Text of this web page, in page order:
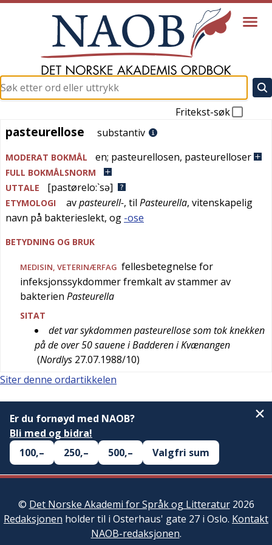
Fritekst-søk
pasteurellose
pasteurellose substantiv
MODERAT BOKMÅL en; pasteurellosen, pasteurelloser
FULL BOKMÅLSNORM
UTTALE
[pastørelo:`sə]
ETYMOLOGI avpasteurell-, til Pasteurella, vitenskapelig
navn på bakterieslekt, og -ose
BETYDNING OG BRUK
MEDISIN, VETERINÆRFAG fellesbetegnelse for
infeksjonssykdommer fremkalt av stammer av
bakterien Pasteurella
SITAT
det var sykdommen pasteurellose som tok knekken
på de over 50 sauene i Badderen i Kvænangen
(Nordlys 27.07.1988/10)
Siter denne ordartikkelen
Er du fornøyd med NAOB?
Bli med og bidra!
100,–
250,– 500,– Valgfri sum
© Det Norske Akademi for Språk og Litteratur2026
Redaksjonen holder til i Osterhaus' gate 27 i Oslo. Kontakt
NAOB-redaksjonen.